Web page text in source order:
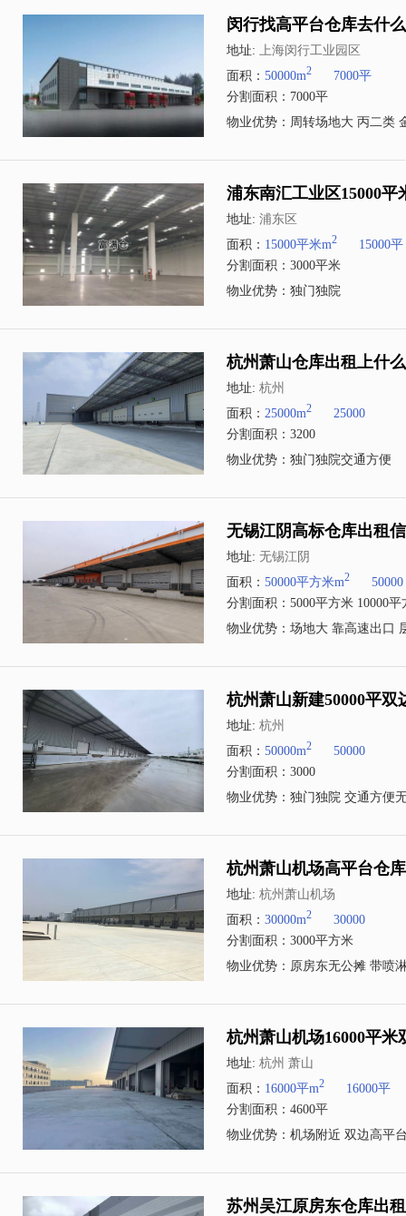
地址: 上海闵行工业园区
面积： 50000m2 7000平
分割面积：7000平
物业优势：周转场地大 丙二类
浦东南汇工业区15000
地址: 浦东区
面积： 15000平米m2 15000平
分割面积：3000平米
物业优势：独门独院
杭州萧山仓库出租上什
地址: 杭州
面积： 25000m2 25000
分割面积：3200
物业优势：独门独院交通方便
无锡江阴高标仓库出租
地址: 无锡江阴
面积： 50000平方米m2 50000
分割面积：5000平方米 10000平
物业优势：场地大 靠高速出口
杭州萧山新建50000平
地址: 杭州
面积： 50000m2 50000
分割面积：3000
物业优势：独门独院 交通方便
杭州萧山机场高平台仓
地址: 杭州萧山机场
面积： 30000m2 30000
分割面积：3000平方米
物业优势：原房东无公摊 带喷
杭州萧山机场16000平
地址: 杭州 萧山
面积： 16000平m2 16000平
分割面积：4600平
物业优势：机场附近 双边高平
苏州吴江原房东仓库出